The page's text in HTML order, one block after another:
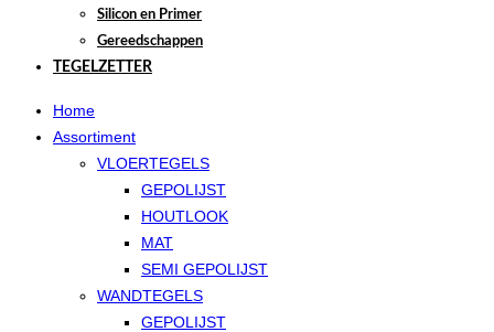
Silicon en Primer
Gereedschappen
TEGELZETTER
Home
Assortiment
VLOERTEGELS
GEPOLIJST
HOUTLOOK
MAT
SEMI GEPOLIJST
WANDTEGELS
GEPOLIJST